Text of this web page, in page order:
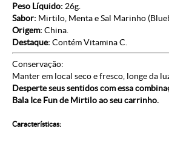
Peso Líquido: 26g.
Sabor: Mirtilo, Menta e Sal Marinho
Origem: China.
Destaque: Contém Vitamina C.
Conservação:
Manter em local seco e fresco, longe da
Desperte seus sentidos com essa
Bala Ice Fun de Mirtilo ao seu carrinho.
Características: